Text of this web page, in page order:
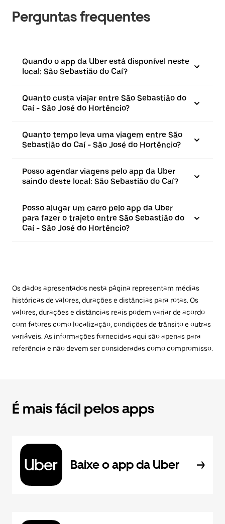
Perguntas frequentes
Quando o app da Uber está disponível neste
local: São Sebastião do Caí?
Quanto custa viajar entre São Sebastião do
Caí - São José do Hortêncio?
Quanto tempo leva uma viagem entre São
Sebastião do Caí - São José do Hortêncio?
Posso agendar viagens pelo app da Uber
saindo deste local: São Sebastião do Caí?
Posso alugar um carro pelo app da Uber
para fazer o trajeto entre São Sebastião do
Caí - São José do Hortêncio?
Os dados apresentados nesta página representam médias
históricas de valores, durações e distâncias para rotas. Os
valores, durações e distâncias reais podem variar de acordo
com fatores como localização, condições de trânsito e outras
variáveis. As informações fornecidas aqui são apenas para
referência e não devem ser consideradas como compromisso.
É mais fácil pelos apps
Baixe o app da Uber